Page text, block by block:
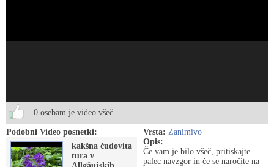
0 osebam je video všeč
Podobni Video posnetki:
kakšna čudovita
tura v
Vrsta: Zanimivo
Opis:
Če vam je bilo všeč, pritiskajte
palec navzgor in če se naročite na